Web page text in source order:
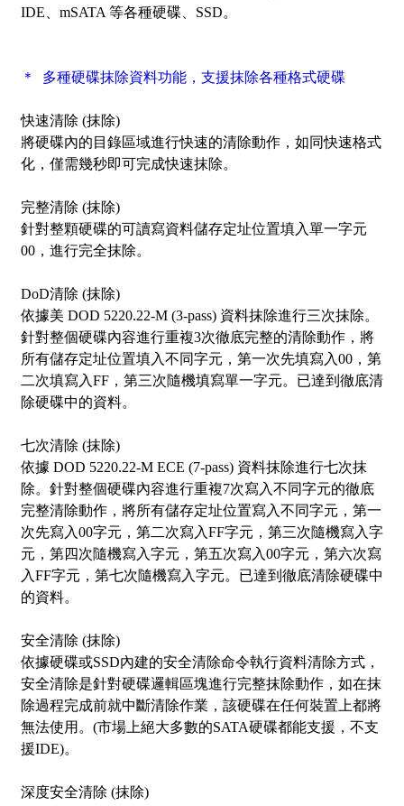
IDE、mSATA 等各種硬碟、SSD。
＊ 多種硬碟抹除資料功能，支援抹除各種格式硬碟
快速清除 (抹除)
將硬碟內的目錄區域進行快速的清除動作，如同快速格式
化，僅需幾秒即可完成快速抹除。
完整清除 (抹除)
針對整顆硬碟的可讀寫資料儲存定址位置填入單一字元
00，進行完全抹除。
DoD清除 (抹除)
依據美 DOD 5220.22-M (3-pass) 資料抹除進行三次抹除。
針對整個硬碟內容進行重複3次徹底完整的清除動作，將
所有儲存定址位置填入不同字元，第一次先填寫入00，第
二次填寫入FF，第三次隨機填寫單一字元。已達到徹底清
除硬碟中的資料。
七次清除 (抹除)
依據 DOD 5220.22-M ECE (7-pass) 資料抹除進行七次抹
除。針對整個硬碟內容進行重複7次寫入不同字元的徹底
完整清除動作，將所有儲存定址位置寫入不同字元，第一
次先寫入00字元，第二次寫入FF字元，第三次隨機寫入字
元，第四次隨機寫入字元，第五次寫入00字元，第六次寫
入FF字元，第七次隨機寫入字元。已達到徹底清除硬碟中
的資料。
安全清除 (抹除)
依據硬碟或SSD內建的安全清除命令執行資料清除方式，
安全清除是針對硬碟邏輯區塊進行完整抹除動作，如在抹
除過程完成前就中斷清除作業，該硬碟在任何裝置上都將
無法使用。(市場上絕大多數的SATA硬碟都能支援，不支
援IDE)。
深度安全清除 (抹除)